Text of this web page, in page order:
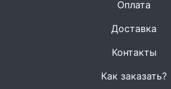
Оплата
Доставка
Контакты
Как заказать?